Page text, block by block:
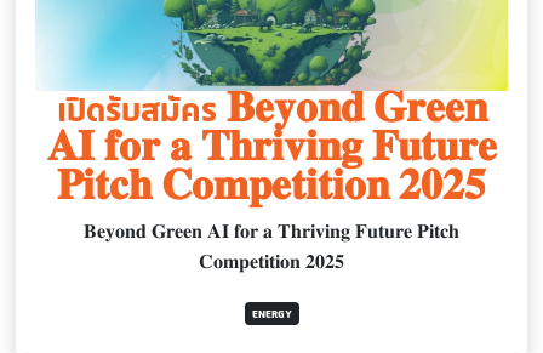
เปิดรับสมัคร 𝐁𝐞𝐲𝐨𝐧𝐝 𝐆𝐫𝐞𝐞𝐧
𝐀𝐈 𝐟𝐨𝐫 𝐚 𝐓𝐡𝐫𝐢𝐯𝐢𝐧𝐠 𝐅𝐮𝐭𝐮𝐫𝐞
𝐏𝐢𝐭𝐜𝐡 𝐂𝐨𝐦𝐩𝐞𝐭𝐢𝐭𝐢𝐨𝐧 𝟐𝟎𝟐𝟓
𝐁𝐞𝐲𝐨𝐧𝐝 𝐆𝐫𝐞𝐞𝐧 𝐀𝐈 𝐟𝐨𝐫 𝐚 𝐓𝐡𝐫𝐢𝐯𝐢𝐧𝐠 𝐅𝐮𝐭𝐮𝐫𝐞 𝐏𝐢𝐭𝐜𝐡
𝐂𝐨𝐦𝐩𝐞𝐭𝐢𝐭𝐢𝐨𝐧 𝟐𝟎𝟐𝟓
ENERGY